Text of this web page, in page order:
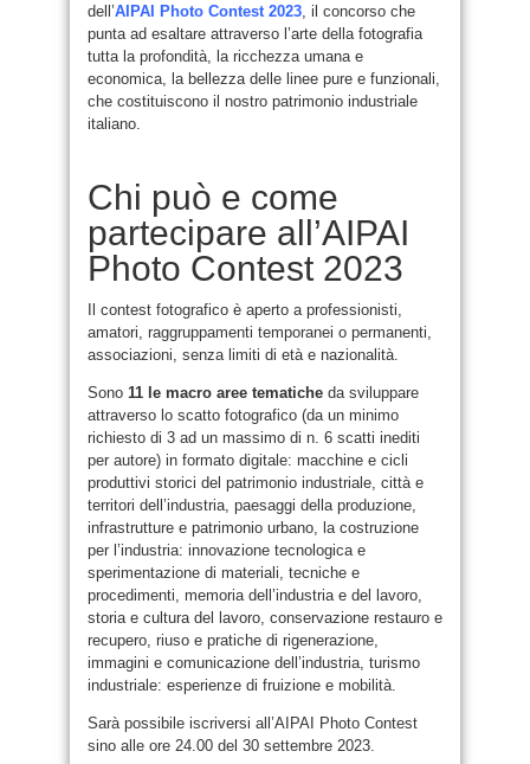
dell’AIPAI Photo Contest 2023, il concorso che
punta ad esaltare attraverso l’arte della fotografia
tutta la profondità, la ricchezza umana e
economica, la bellezza delle linee pure e funzionali,
che costituiscono il nostro patrimonio industriale
italiano.
Chi può e come
partecipare all’AIPAI
Photo Contest 2023
Il contest fotografico è aperto a professionisti,
amatori, raggruppamenti temporanei o permanenti,
associazioni, senza limiti di età e nazionalità.
Sono 11 le macro aree tematiche da sviluppare
attraverso lo scatto fotografico (da un minimo
richiesto di 3 ad un massimo di n. 6 scatti inediti
per autore) in formato digitale: macchine e cicli
produttivi storici del patrimonio industriale, città e
territori dell’industria, paesaggi della produzione,
infrastrutture e patrimonio urbano, la costruzione
per l’industria: innovazione tecnologica e
sperimentazione di materiali, tecniche e
procedimenti, memoria dell’industria e del lavoro,
storia e cultura del lavoro, conservazione restauro e
recupero, riuso e pratiche di rigenerazione,
immagini e comunicazione dell’industria, turismo
industriale: esperienze di fruizione e mobilità.
Sarà possibile iscriversi all’AIPAI Photo Contest
sino alle ore 24.00 del 30 settembre 2023.